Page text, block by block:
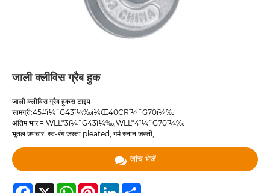
जाली क्लीविस ग्रैब हुक
जाली क्लीविस ग्रैब हुकस टाइप
सामग्री:45#ï¼ˆG43ï¼‰ï¼Œ40CRï¼ˆG70ï¼‰
अंतिम भार = WLL*3ï¼ˆG43ï¼‰,WLL*4ï¼ˆG70ï¼‰
भूतल उपचार: स्व-रंग जस्ता pleated, गर्म स्नान जस्ती;
जांच भेजें
Facebook
X WhatsAppPinterestLinkedIn